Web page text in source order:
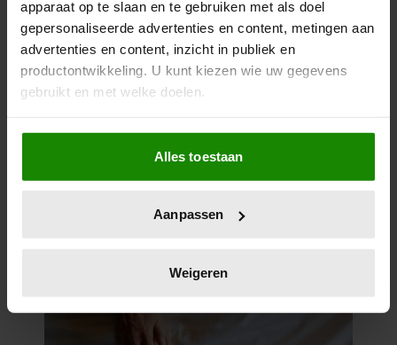
apparaat op te slaan en te gebruiken met als doel
gepersonaliseerde advertenties en content, metingen aan
advertenties en content, inzicht in publiek en
productontwikkeling. U kunt kiezen wie uw gegevens
gebruikt en met welke doelen.
Als u het toestaat, willen we ook graag:
Informatie verzamelen over uw geografische
locatie, die tot een paar meter nauwkeurig kan zijn
scannen op specifieke eigenschappen (fingerprinting)
verwerkt en stel uw voorkeuren in het
intrekken in de Cookieverklaring.
Alles toestaan
Aanpassen
Weigeren